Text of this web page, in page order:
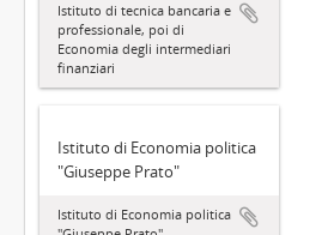
Istituto di tecnica bancaria e
professionale, poi di
Economia degli intermediari
finanziari
Istituto di Economia politica
"Giuseppe Prato"
Istituto di Economia politica